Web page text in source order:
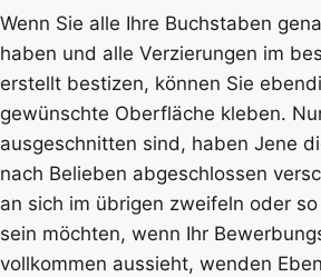
Wenn Sie alle Ihre Buchstaben
haben und alle Verzierungen im
erstellt bestizen, können Sie
gewünschte Oberfläche kleben.
ausgeschnitten sind, haben Jene
nach Belieben abgeschlossen
an sich im übrigen zweifeln oder
sein möchten, wenn Ihr
vollkommen aussieht, wenden